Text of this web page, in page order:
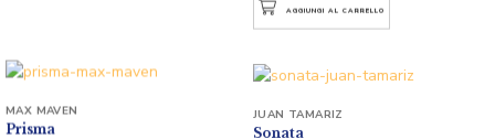
AGGIUNGI AL CARRELLO
Prisma
MAX MAVEN
Sonata
JUAN TAMARIZ